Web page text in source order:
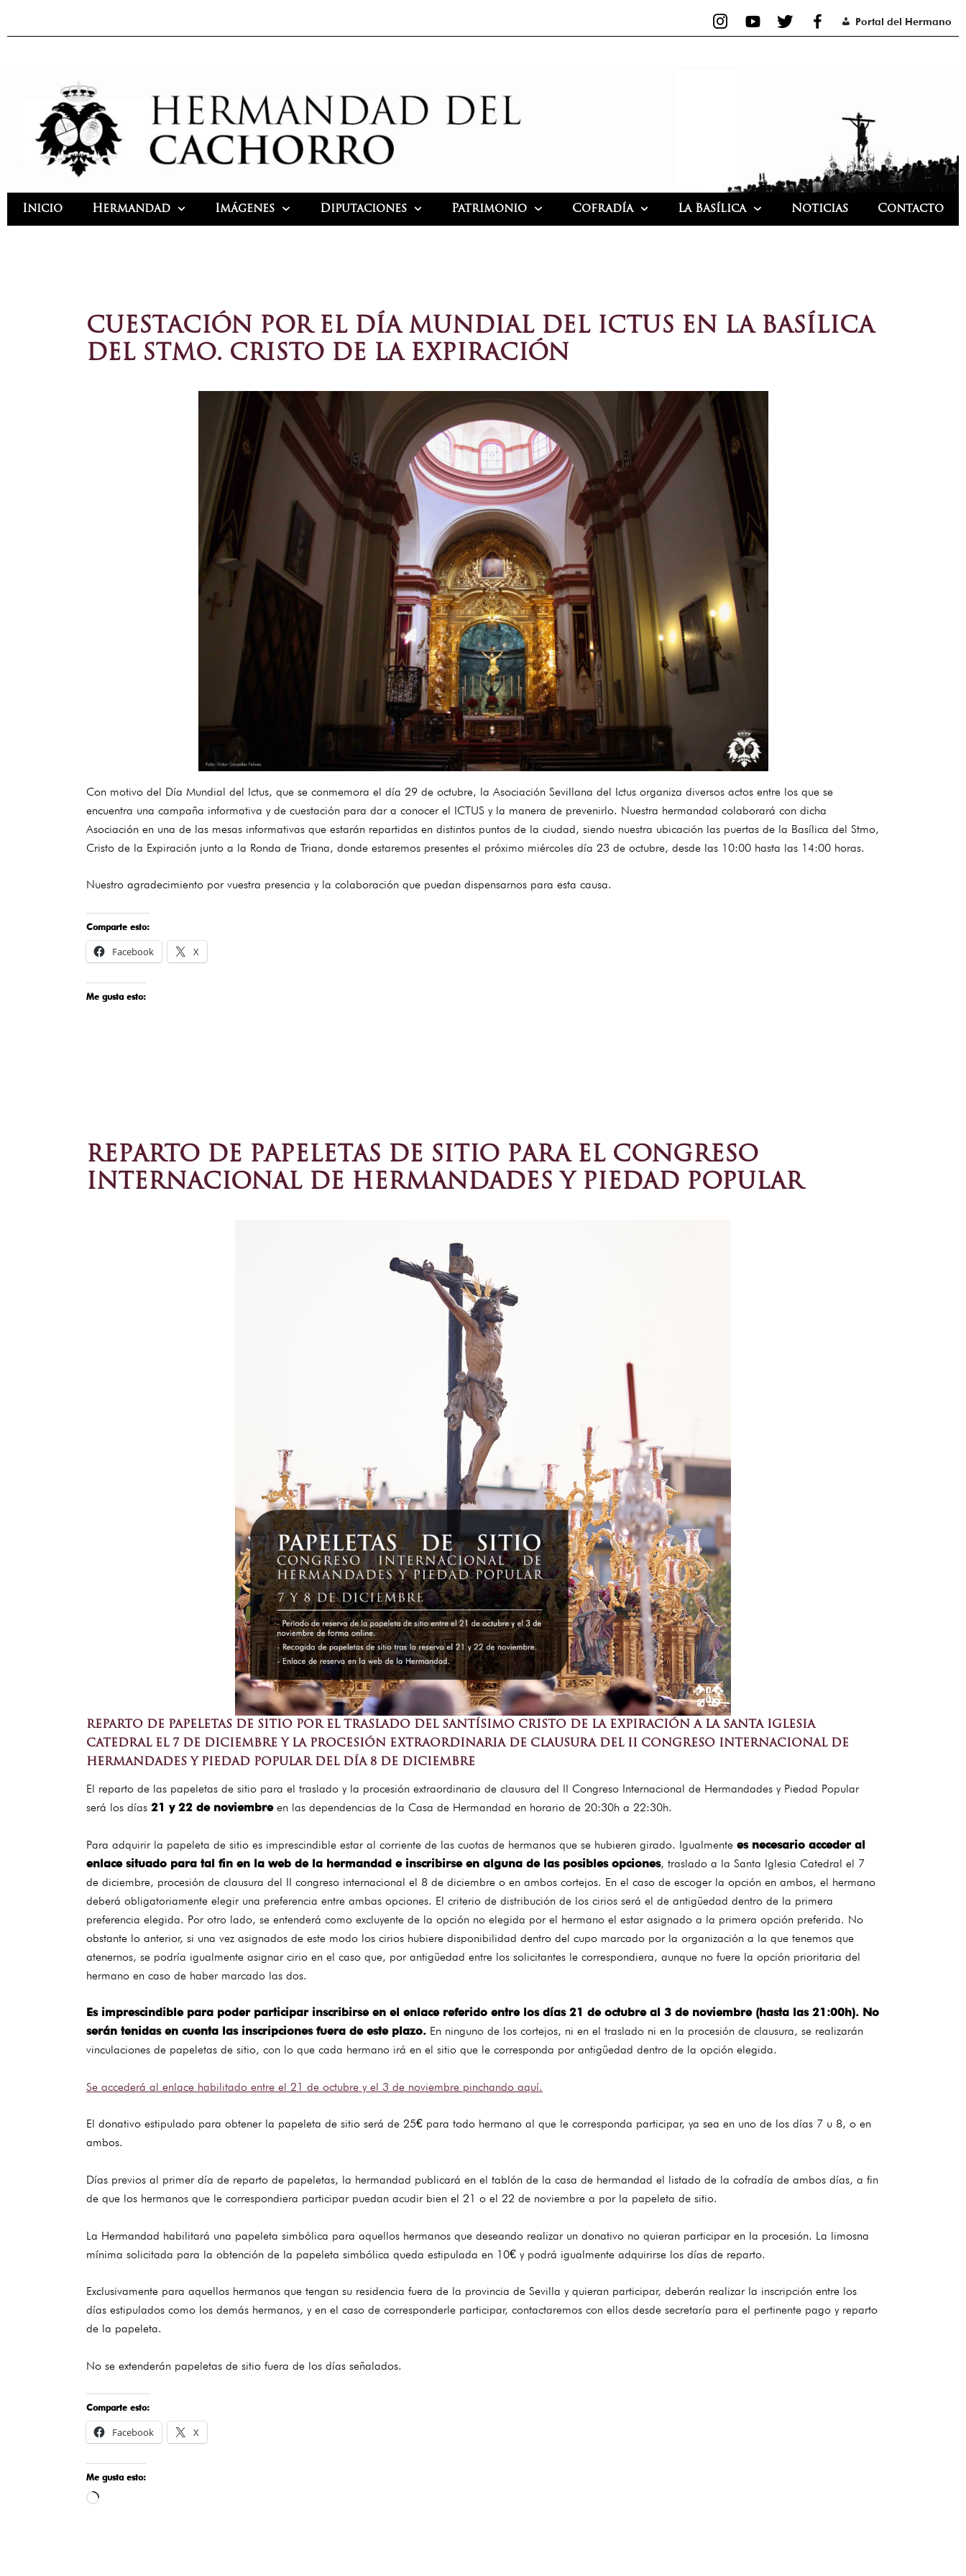
Portal del Hermano
Inicio Hermandad Imágenes Diputaciones Patrimonio Cofradía La Basílica Noticias Contacto
CUESTACIÓN POR EL DÍA MUNDIAL DEL ICTUS EN LA BASÍLICA
DEL STMO. CRISTO DE LA EXPIRACIÓN
Con motivo del Día Mundial del Ictus, que se conmemora el día 29 de octubre, la Asociación Sevillana del Ictus organiza diversos actos entre los que se
encuentra una campaña informativa y de cuestación para dar a conocer el ICTUS y la manera de prevenirlo. Nuestra hermandad colaborará con dicha
Asociación en una de las mesas informativas que estarán repartidas en distintos puntos de la ciudad, siendo nuestra ubicación las puertas de la Basílica del Stmo,
Cristo de la Expiración junto a la Ronda de Triana, donde estaremos presentes el próximo miércoles día 23 de octubre, desde las 10:00 hasta las 14:00 horas.
Nuestro agradecimiento por vuestra presencia y la colaboración que puedan dispensarnos para esta causa.
Comparte esto:
Facebook X
Me gusta esto:
REPARTO DE PAPELETAS DE SITIO PARA EL CONGRESO
INTERNACIONAL DE HERMANDADES Y PIEDAD POPULAR
REPARTO DE PAPELETAS DE SITIO POR EL TRASLADO DEL SANTÍSIMO CRISTO DE LA EXPIRACIÓN A LA SANTA IGLESIA
CATEDRAL EL 7 DE DICIEMBRE Y LA PROCESIÓN EXTRAORDINARIA DE CLAUSURA DEL II CONGRESO INTERNACIONAL DE
HERMANDADES Y PIEDAD POPULAR DEL DÍA 8 DE DICIEMBRE
El reparto de las papeletas de sitio para el traslado y la procesión extraordinaria de clausura del II Congreso Internacional de Hermandades y Piedad Popular
será los días 21 y 22 de noviembreen las dependencias de la Casa de Hermandad en horario de 20:30h a 22:30h.
Para adquirir la papeleta de sitio es imprescindible estar al corriente de las cuotas de hermanos que se hubieren girado. Igualmente es necesario acceder al
enlace situado para tal fin en la web de la hermandad e inscribirse en alguna de las posibles opciones, traslado a la Santa Iglesia Catedral el 7
de diciembre, procesión de clausura del II congreso internacional el 8 de diciembre o en ambos cortejos. En el caso de escoger la opción en ambos, el hermano
deberá obligatoriamente elegir una preferencia entre ambas opciones. El criterio de distribución de los cirios será el de antigüedad dentro de la primera
preferencia elegida. Por otro lado, se entenderá como excluyente de la opción no elegida por el hermano el estar asignado a la primera opción preferida. No
obstante lo anterior, si una vez asignados de este modo los cirios hubiere disponibilidad dentro del cupo marcado por la organización a la que tenemos que
atenernos, se podría igualmente asignar cirio en el caso que, por antigüedad entre los solicitantes le correspondiera, aunque no fuere la opción prioritaria del
hermano en caso de haber marcado las dos.
Es imprescindible para poder participar inscribirse en el enlace referido entre los días 21 de octubre al 3 de noviembre (hasta las 21:00h). No
serán tenidas en cuenta las inscripciones fuera de este plazo. En ninguno de los cortejos, ni en el traslado ni en la procesión de clausura, se realizarán
vinculaciones de papeletas de sitio, con lo que cada hermano irá en el sitio que le corresponda por antigüedad dentro de la opción elegida.
Se accederá al enlace habilitado entre el 21 de octubre y el 3 de noviembre pinchando aquí.
El donativo estipulado para obtener la papeleta de sitio será de 25€ para todo hermano al que le corresponda participar, ya sea en uno de los días 7 u 8, o en
ambos.
Días previos al primer día de reparto de papeletas, la hermandad publicará en el tablón de la casa de hermandad el listado de la cofradía de ambos días, a fin
de que los hermanos que le correspondiera participar puedan acudir bien el 21 o el 22 de noviembre a por la papeleta de sitio.
La Hermandad habilitará una papeleta simbólica para aquellos hermanos que deseando realizar un donativo no quieran participar en la procesión. La limosna
mínima solicitada para la obtención de la papeleta simbólica queda estipulada en 10€ y podrá igualmente adquirirse los días de reparto.
Exclusivamente para aquellos hermanos que tengan su residencia fuera de la provincia de Sevilla y quieran participar, deberán realizar la inscripción entre los
días estipulados como los demás hermanos, y en el caso de corresponderle participar, contactaremos con ellos desde secretaría para el pertinente pago y reparto
de la papeleta.
No se extenderán papeletas de sitio fuera de los días señalados.
Comparte esto:
Facebook X
Me gusta esto:
Cargando...